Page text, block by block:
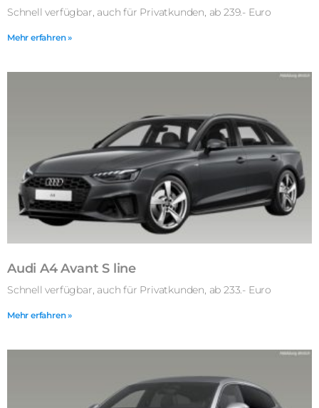
Schnell verfügbar, auch für Privatkunden, ab 239.- Euro
Mehr erfahren »
Audi A4 Avant S line
Schnell verfügbar, auch für Privatkunden, ab 233.- Euro
Mehr erfahren »